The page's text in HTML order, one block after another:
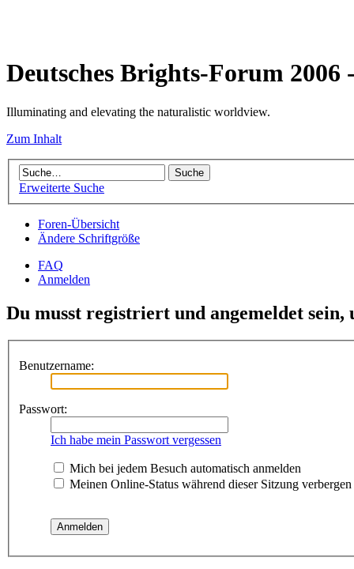
Deutsches Brights-Forum
Illuminating and elevating the naturalistic worldview.
Zum Inhalt
Erweiterte Suche
Foren-Übersicht
Ändere Schriftgröße
FAQ
Anmelden
Du musst registriert und angemeldet
Benutzername:
Passwort:
Ich habe mein Passwort vergessen
Mich bei jedem Besuch automatisch anmelden
Meinen Online-Status während dieser Sitzung verbergen